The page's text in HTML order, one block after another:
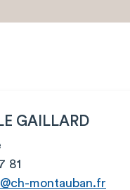
GAILLARD
81
montauban.fr